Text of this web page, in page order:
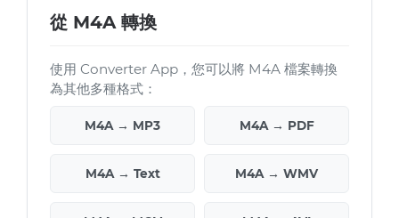
從 M4A 轉換
使用 Converter App，您可以將 M4A 檔案轉換
為其他多種格式：
M4A → MP3 M4A → PDF
M4A → Text M4A → WMV